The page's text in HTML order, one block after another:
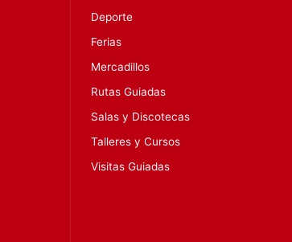
Deporte
Ferias
Mercadillos
Rutas Guiadas
Salas y Discotecas
Talleres y Cursos
Visitas Guiadas